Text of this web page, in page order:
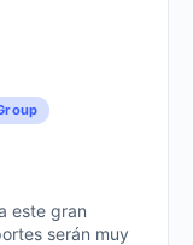
este gran
serán muy